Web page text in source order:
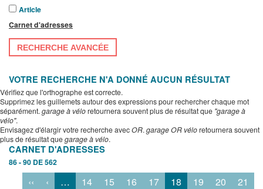
Article
Carnet d'adresses
RECHERCHE AVANCÉE
VOTRE RECHERCHE N'A DONNÉ AUCUN RÉSULTAT
Vérifiez que l'orthographe est correcte.
Supprimez les guillemets autour des expressions pour rechercher chaque mot
séparément. garage à véloretournera souvent plus de résultat que "garage à
vélo".
Envisagez d'élargir votre recherche avecOR. garage OR véloretournera souvent
plus de résultat quegarage à vélo.
CARNET D'ADRESSES
86 - 90 DE 562
‹‹ ‹ … 14 15 16 17 18 19 20
21